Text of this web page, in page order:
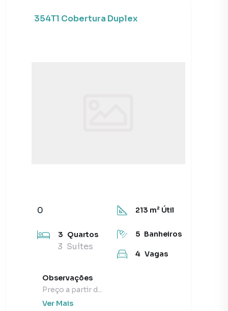
354T1 Cobertura Duplex
0
3 Quartos
3 Suítes
213 m² Útil
5 Banheiros
4 Vagas
Observações
Preço a partir d...
Ver Mais